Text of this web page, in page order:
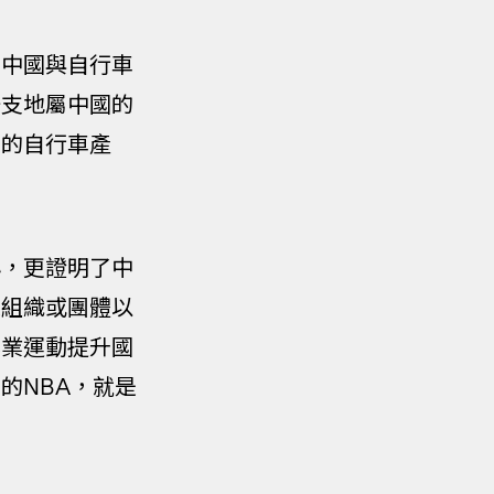
國與自行車
地屬中國的
自行車產
更證明了中
織或團體以
運動提升國
NBA，就是